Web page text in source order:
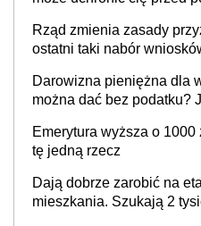
Rząd zmienia zasady
ostatni taki nabór
Darowizna pieniężna dla
można dać bez podatku?
Emerytura wyższa o 1000
tę jedną rzecz
Dają dobrze zarobić na
mieszkania. Szukają 2